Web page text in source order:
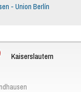
- Union Berlín
Kaiserslautern